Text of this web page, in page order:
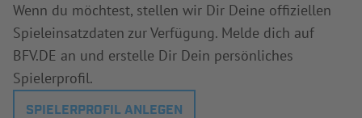
Wenn du möchtest, stellen wir Dir Deine offiziellen
Spieleinsatzdaten zur Verfügung. Melde dich auf
BFV.DE an und erstelle Dir Dein persönliches
Spielerprofil.
SPIELERPROFIL ANLEGEN